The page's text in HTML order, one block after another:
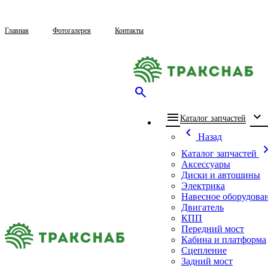
Главная Фотогалерея Контакты
search
menu Каталог запчастей expand_more
chevron_left
Назад
Каталог запчастей
chevron_right
Аксессуары
Диски и автошины
Электрика
Навесное
Двигатель
КПП
Передний мост
Кабина и платформа
Сцепление
Задний мост